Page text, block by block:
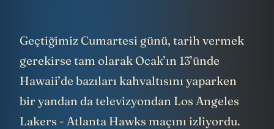
Geçtiğimiz Cumartesi günü, tarih vermek
gerekirse tam olarak Ocak’ın 13’ünde
Hawaii’de bazıları kahvaltısını yaparken
bir yandan da televizyondan Los Angeles
Lakers - Atlanta Hawks maçını izliyordu.